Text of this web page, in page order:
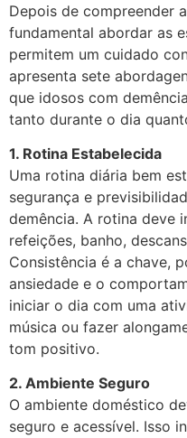
Depois de compreender
fundamental abordar as
permitem um cuidado
apresenta sete
que idosos com
tanto durante o dia
1. Rotina Estabelecida
Uma rotina diária bem
segurança e
demência. A rotina deve
refeições, banho,
Consistência é a chave,
ansiedade e o
iniciar o dia com uma
música ou fazer
tom positivo.
2. Ambiente Seguro
O ambiente doméstico
seguro e acessível. Isso